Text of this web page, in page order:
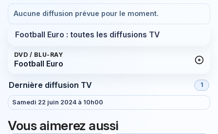
Aucune diffusion prévue pour le moment.
Football Euro : toutes les diffusions TV
DVD / BLU-RAY
Football Euro
Dernière diffusion TV 1
Samedi 22 juin 2024 à 10h00
Vous aimerez aussi